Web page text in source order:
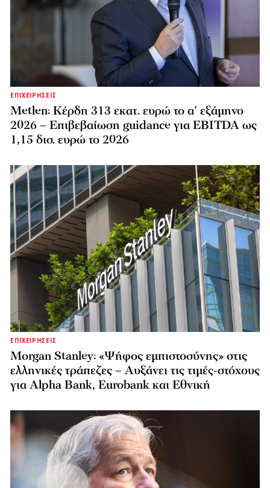
ΕΠΙΧΕΙΡΗΣΕΙΣ
Metlen: Κέρδη 313 εκατ. ευρώ το α’ εξάμηνο
2026 – Επιβεβαίωση guidance για EBITDA ως
1,15 δισ. ευρώ το 2026
ΕΠΙΧΕΙΡΗΣΕΙΣ
Morgan Stanley: «Ψήφος εμπιστοσύνης» στις
ελληνικές τράπεζες – Αυξάνει τις τιμές-στόχους
για Alpha Bank, Eurobank και Εθνική